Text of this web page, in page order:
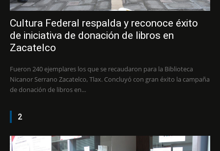
Cultura Federal respalda y reconoce éxito
de iniciativa de donación de libros en
Zacatelco
Fueron 240 ejemplares los que se recaudaron para la Biblioteca
Nicanor Serrano Zacatelco, Tlax. Concluyó con gran éxito la campaña
de donación de libros en...
2